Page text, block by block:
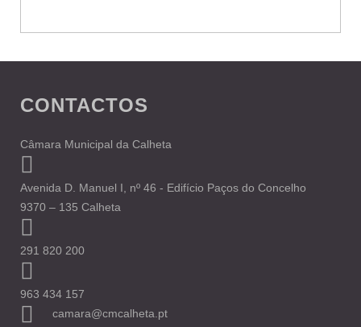
CONTACTOS
Câmara Municipal da Calheta
Avenida D. Manuel I, nº 46 - Edifício Paços do Concelho
9370 – 135 Calheta
291 820 200
963 434 157
camara@cmcalheta.pt